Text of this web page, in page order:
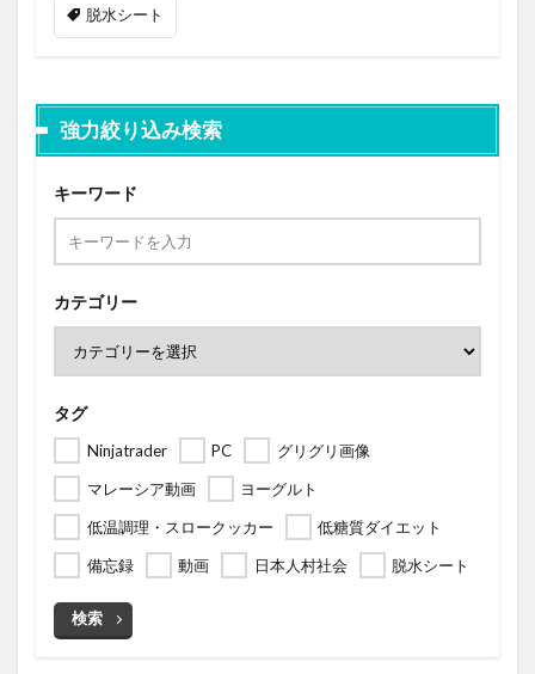
脱水シート
強力絞り込み検索
キーワード
カテゴリー
タグ
Ninjatrader PC
グリグリ画像
マレーシア動画
ヨーグルト
低温調理・スロークッカー
低糖質ダイエット
備忘録
動画 日本人村社会 脱水シート
検索